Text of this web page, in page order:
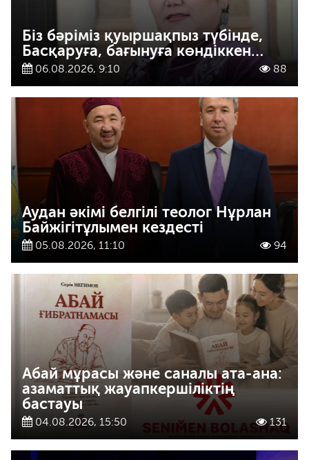
Біз бәріміз қуыршақпыз түбінде,
Басқаруға, бағынуға көндіккен…
06.08.2026, 9:10 88
Аудан әкімі белгілі теолог Нұрлан
Байжігітұлымен кездесті
05.08.2026, 11:10 94
Абай мұрасы және саналы ата-ана:
азаматтық жауапкершіліктің
бастауы
04.08.2026, 15:50 131